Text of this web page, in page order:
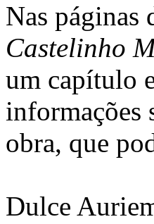
Nas
Castelinho
um capítulo
informações
obra, que
Dulce